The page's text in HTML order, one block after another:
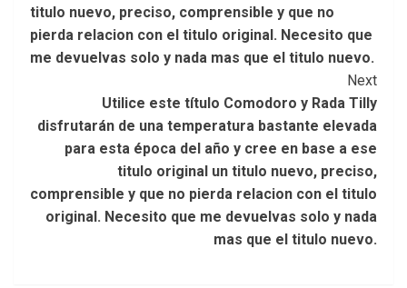
titulo nuevo, preciso, comprensible y que no
pierda relacion con el titulo original. Necesito que
me devuelvas solo y nada mas que el titulo nuevo.
Next
Utilice este título Comodoro y Rada Tilly
disfrutarán de una temperatura bastante elevada
para esta época del año y cree en base a ese
titulo original un titulo nuevo, preciso,
comprensible y que no pierda relacion con el titulo
original. Necesito que me devuelvas solo y nada
mas que el titulo nuevo.